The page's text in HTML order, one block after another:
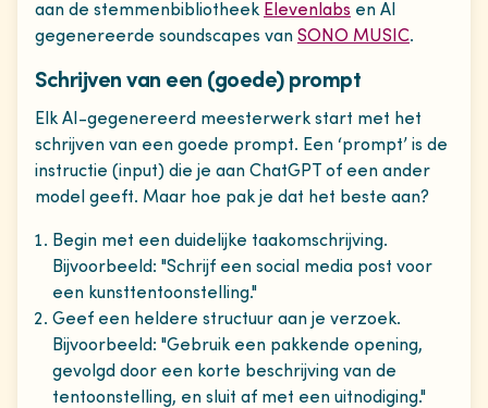
aan de stemmenbibliotheek Elevenlabs en AI
gegenereerde soundscapes van SONO MUSIC.
Schrijven van een (goede) prompt
Elk AI-gegenereerd meesterwerk start met het
schrijven van een goede prompt. Een ‘prompt’ is de
instructie (input) die je aan ChatGPT of een ander
model geeft. Maar hoe pak je dat het beste aan?
Begin met een duidelijke taakomschrijving.
Bijvoorbeeld: "Schrijf een social media post voor
een kunsttentoonstelling."
Geef een heldere structuur aan je verzoek.
Bijvoorbeeld: "Gebruik een pakkende opening,
gevolgd door een korte beschrijving van de
tentoonstelling, en sluit af met een uitnodiging."